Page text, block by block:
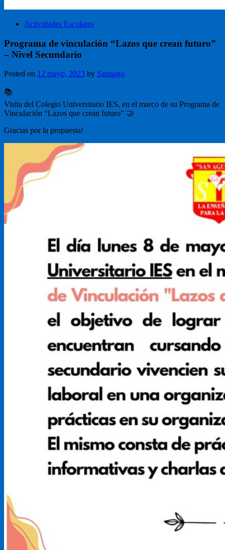
Actividades Escolares
Programa de vinculación “Lazos que crean futuro”
– Nivel Secundario
Posted on 12 mayo, 2023 by Santiago
📚
Visita del Colegio Universitario IES, en el marco de su Programa de
Vinculación “Lazos que crean futuro” 🤝
Gracias por la propuesta!